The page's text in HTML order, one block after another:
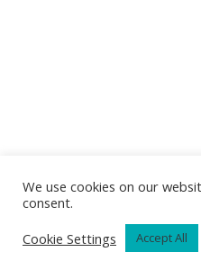
We use cookies on our
consent.
Cookie Settings
Accept All